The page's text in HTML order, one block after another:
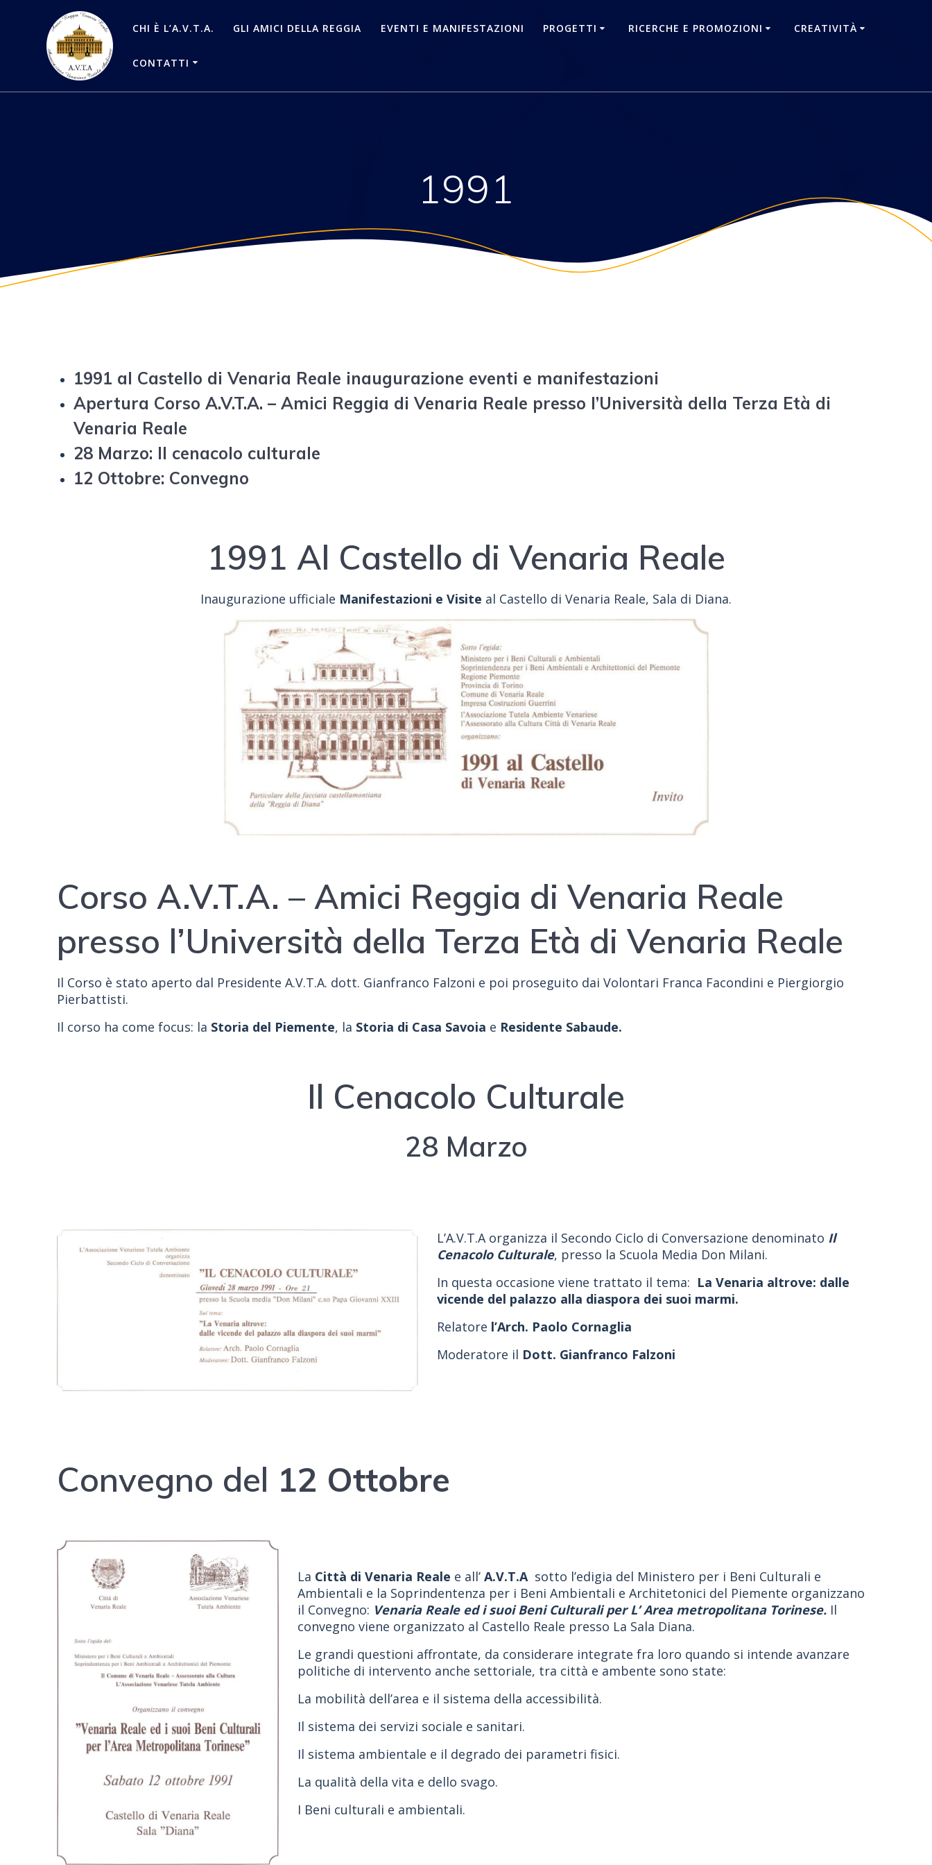
contenuto
CHI È L’A.V.T.A. GLI AMICI DELLA REGGIA EVENTI E MANIFESTAZIONI PROGETTI RICERCHE E PROMOZIONI CREATIVITÀ
CONTATTI
1991
1991 al Castello di Venaria Reale inaugurazione eventi e manifestazioni
Apertura Corso A.V.T.A. – Amici Reggia di Venaria Reale presso l’Università della Terza Età di
Venaria Reale
28 Marzo: Il cenacolo culturale
12 Ottobre: Convegno
1991 Al Castello di Venaria Reale
Inaugurazione ufficiale Manifestazioni e Visite al Castello di Venaria Reale, Sala di Diana.
Corso A.V.T.A. – Amici Reggia di Venaria Reale
presso l’Università della Terza Età di Venaria Reale
Il Corso è stato aperto dal Presidente A.V.T.A. dott. Gianfranco Falzoni e poi proseguito dai Volontari Franca Facondini e Piergiorgio
Pierbattisti.
Il corso ha come focus: la Storia del Piemente, la Storia di Casa Savoia e Residente Sabaude.
Il Cenacolo Culturale
28 Marzo
L’A.V.T.A organizza il Secondo Ciclo di Conversazione denominato Il
Cenacolo Culturale, presso la Scuola Media Don Milani.
In questa occasione viene trattato il tema: La Venaria altrove: dalle
vicende del palazzo alla diaspora dei suoi marmi.
Relatore l’Arch. Paolo Cornaglia
Moderatore il Dott. Gianfranco Falzoni
Convegno del 12 Ottobre
La Città di Venaria Reale e all’A.V.T.Asotto l’edigia del Ministero per i Beni Culturali e
Ambientali e la Soprindentenza per i Beni Ambientali e Architetonici del Piemente organizzano
il Convegno: Venaria Reale ed i suoi Beni Culturali per L’ Area metropolitana Torinese. Il
convegno viene organizzato al Castello Reale presso La Sala Diana.
Le grandi questioni affrontate, da considerare integrate fra loro quando si intende avanzare
politiche di intervento anche settoriale, tra città e ambente sono state:
La mobilità dell’area e il sistema della accessibilità.
Il sistema dei servizi sociale e sanitari.
Il sistema ambientale e il degrado dei parametri fisici.
La qualità della vita e dello svago.
I Beni culturali e ambientali.